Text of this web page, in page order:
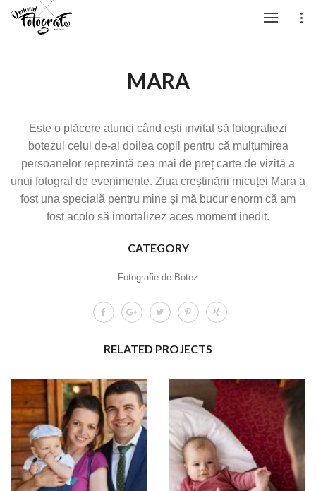
MARA
Este o plăcere atunci când ești invitat să fotografiezi
botezul celui de-al doilea copil pentru că mulțumirea
persoanelor reprezintă cea mai de preț carte de vizită a
unui fotograf de evenimente. Ziua creștinării micuței Mara a
fost una specială pentru mine și mă bucur enorm că am
fost acolo să imortalizez aces moment inedit.
CATEGORY
Fotografie de Botez
RELATED PROJECTS